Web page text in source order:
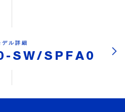
デル詳細
SW/SPFA0